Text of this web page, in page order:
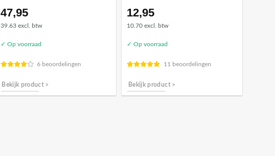
47,95
39.63 excl. btw
✓ Op voorraad
6 beoordelingen
Bekijk product >
12,95
10.70 excl. btw
✓ Op voorraad
11 beoordelingen
Bekijk product >